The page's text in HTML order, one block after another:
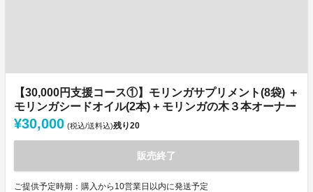
【30,000円支援コース①】モリンガサプリメント(8袋) ＋
モリンガシードオイル(2本) + モリンガの木３本オーナー
¥30,000 (税込/送料込)残り20
販売終了
ご提供予定時期：購入から10営業日以内に発送予定